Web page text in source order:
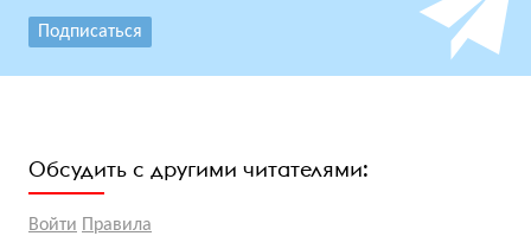
Подписаться
Обсудить с другими читателями:
Войти Правила